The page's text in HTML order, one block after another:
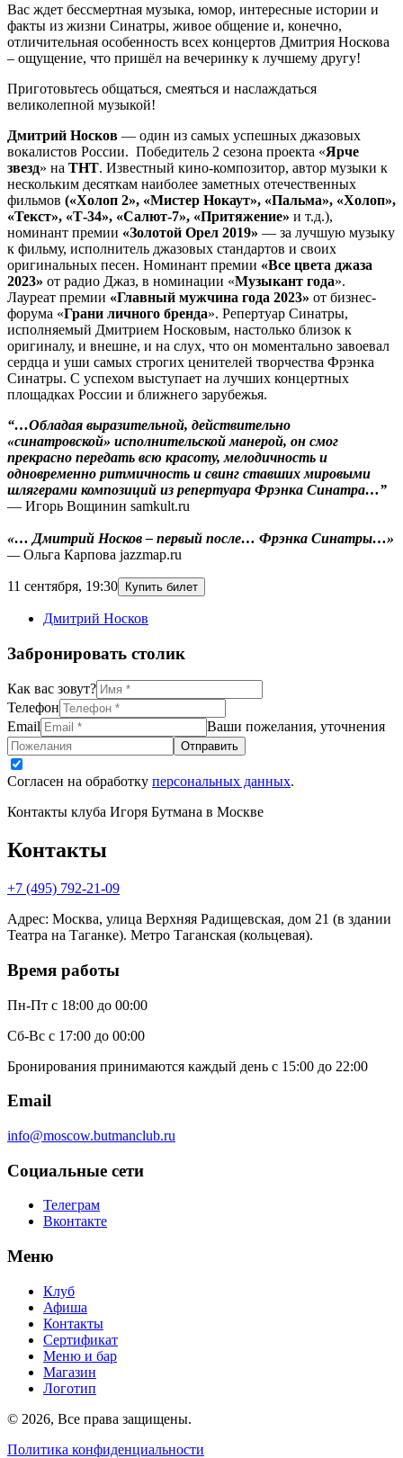
Вас ждет бессмертная музыка, юмор, интересные истории и
факты из жизни Синатры, живое общение и, конечно,
отличительная особенность всех концертов Дмитрия Носкова
– ощущение, что пришёл на вечеринку к лучшему другу!
Приготовьтесь общаться, смеяться и наслаждаться
великолепной музыкой!
Дмитрий Носков — один из самых успешных джазовых
вокалистов России. Победитель 2 сезона проекта «Ярче
звезд» на ТНТ. Известный кино-композитор, автор музыки к
нескольким десяткам наиболее заметных отечественных
фильмов («Холоп 2», «Мистер Нокаут», «Пальма», «Холоп»,
«Текст», «Т-34», «Салют-7», «Притяжение» и т.д.),
номинант премии «Золотой Орел 2019» — за лучшую музыку
к фильму, исполнитель джазовых стандартов и своих
оригинальных песен. Номинант премии «Все цвета джаза
2023» от радио Джаз, в номинации «Музыкант года».
Лауреат премии «Главный мужчина года 2023» от бизнес-
форума «Грани личного бренда». Репертуар Синатры,
исполняемый Дмитрием Носковым, настолько близок к
оригиналу, и внешне, и на слух, что он моментально завоевал
сердца и уши самых строгих ценителей творчества Фрэнка
Синатры. С успехом выступает на лучших концертных
площадках России и ближнего зарубежья.
“…Обладая выразительной, действительно
«синатровской» исполнительской манерой, он смог
прекрасно передать всю красоту, мелодичность и
одновременно ритмичность и свинг ставших мировыми
шлягерами композиций из репертуара Фрэнка Синатра…”
— Игорь Вощинин samkult.ru
«… Дмитрий Носков – первый после… Фрэнка Синатры…»
—Ольга Карпова jazzmap.ru
11 сентября, 19:30 Купить билет
Дмитрий Носков
Забронировать столик
Как вас зовут?
Телефон
Email
Ваши пожелания, уточнения
Отправить
Согласен на обработку персональных данных.
Контакты клуба Игоря Бутмана в Москве
Контакты
+7 (495) 792-21-09
Адрес: Москва, улица Верхняя Радищевская, дом 21 (в здании
Театра на Таганке). Метро Таганская (кольцевая).
Время работы
Пн-Пт с 18:00 до 00:00
Сб-Вс с 17:00 до 00:00
Бронирования принимаются каждый день с 15:00 до 22:00
Email
info@moscow.butmanclub.ru
Социальные сети
Телеграм
Вконтакте
Меню
Клуб
Афиша
Контакты
Сертификат
Меню и бар
Магазин
Логотип
© 2026, Все права защищены.
Политика конфиденциальности